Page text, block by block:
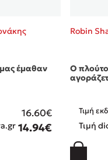
Ιωάννης
Ένας γίγαντας στο
Δανάη Δεληγεώργη
έμαθαν
16.60€
14.94€
Robin
Ο
Τιμή
Τιμή